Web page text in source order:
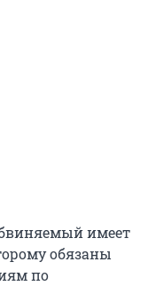
имеет
обязаны
по